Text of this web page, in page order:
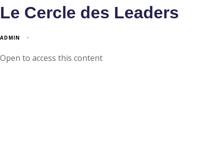
Le Cercle des Leaders
ADMIN
Open to access this content